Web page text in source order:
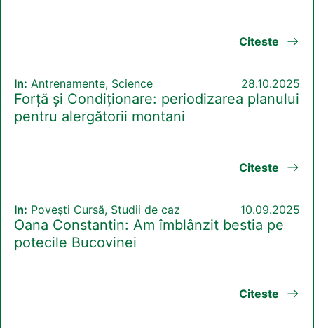
Citeste
In: Antrenamente, Science 28.10.2025
Forță și Condiționare: periodizarea planului
pentru alergătorii montani
Citeste
In: Povești Cursă, Studii de caz 10.09.2025
Oana Constantin: Am îmblânzit bestia pe
potecile Bucovinei
Citeste